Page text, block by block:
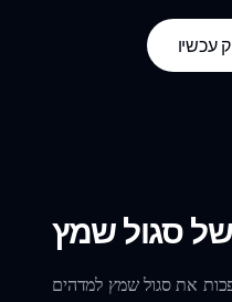
סגול שמץ